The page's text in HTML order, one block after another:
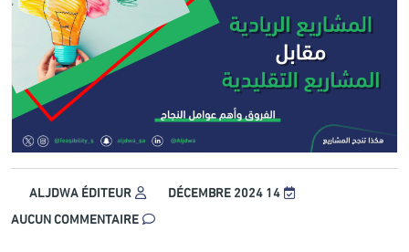
14 DÉCEMBRE 2024
ALJDWA ÉDITEUR
AUCUN COMMENTAIRE